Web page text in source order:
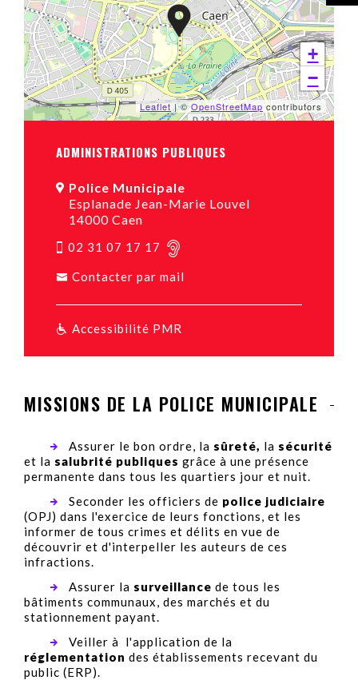
+
−
Leaflet| ©OpenStreetMapcontributors
ADMINISTRATIONS PUBLIQUES
Police Municipale
Esplanade Jean-Marie Louvel
14000 Caen
02 31 07 17 17
Contacter par mail
Accessibilité PMR
MISSIONS DE LA POLICE MUNICIPALE
Assurer le bon ordre, la sûreté, la sécurité
et la salubrité publiques grâce à une présence
permanente dans tous les quartiers jour et nuit.
Seconder les officiers de police judiciaire
(OPJ) dans l'exercice de leurs fonctions, et les
informer de tous crimes et délits en vue de
découvrir et d'interpeller les auteurs de ces
infractions.
Assurer la surveillance de tous les
bâtiments communaux, des marchés et du
stationnement payant.
Veiller à l'application de la
réglementation des établissements recevant du
public (ERP).